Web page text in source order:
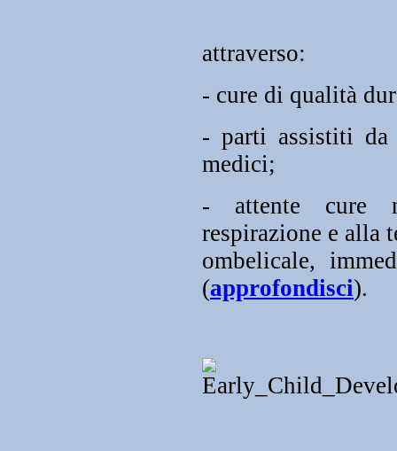
attraverso:
- cure di qualità
- parti assistiti da
medici;
- attente cure
respirazione e alla
ombelicale,
(approfondisci).